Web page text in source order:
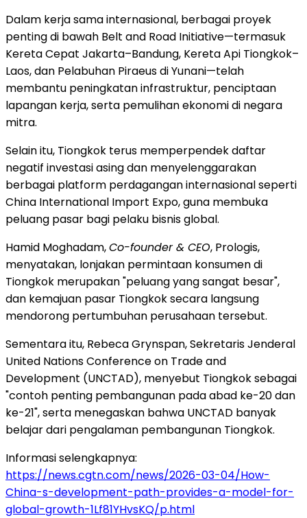
Dalam kerja sama internasional, berbagai proyek
penting di bawah Belt and Road Initiative—termasuk
Kereta Cepat Jakarta–Bandung, Kereta Api Tiongkok–
Laos, dan Pelabuhan Piraeus di Yunani—telah
membantu peningkatan infrastruktur, penciptaan
lapangan kerja, serta pemulihan ekonomi di negara
mitra.
Selain itu, Tiongkok terus memperpendek daftar
negatif investasi asing dan menyelenggarakan
berbagai platform perdagangan internasional seperti
China International Import Expo, guna membuka
peluang pasar bagi pelaku bisnis global.
Hamid Moghadam,Co-founder & CEO, Prologis,
menyatakan, lonjakan permintaan konsumen di
Tiongkok merupakan "peluang yang sangat besar",
dan kemajuan pasar Tiongkok secara langsung
mendorong pertumbuhan perusahaan tersebut.
Sementara itu, Rebeca Grynspan, Sekretaris Jenderal
United Nations Conference on Trade and
Development (UNCTAD), menyebut Tiongkok sebagai
"contoh penting pembangunan pada abad ke-20 dan
ke-21", serta menegaskan bahwa UNCTAD banyak
belajar dari pengalaman pembangunan Tiongkok.
Informasi selengkapnya:
https://news.cgtn.com/news/2026-03-04/How-
China-s-development-path-provides-a-model-for-
global-growth-1Lf81YHvsKQ/p.html